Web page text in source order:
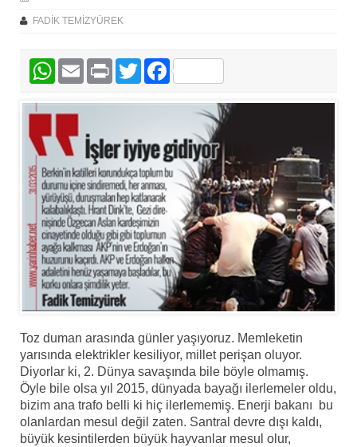
FADİK TEMİZYÜREK
WhatsApp
EmailPrint TwitterFacebook
Toz duman arasında günler yaşıyoruz. Memleketin
yarısında elektrikler kesiliyor, millet perişan oluyor.
Diyorlar ki, 2. Dünya savaşında bile böyle olmamış.
Öyle bile olsa yıl 2015, dünyada bayağı ilerlemeler oldu,
bizim ana trafo belli ki hiç ilerlememiş. Enerji bakanı bu
olanlardan mesul değil zaten. Santral devre dışı kaldı,
büyük kesintilerden büyük hayvanlar mesul olur,